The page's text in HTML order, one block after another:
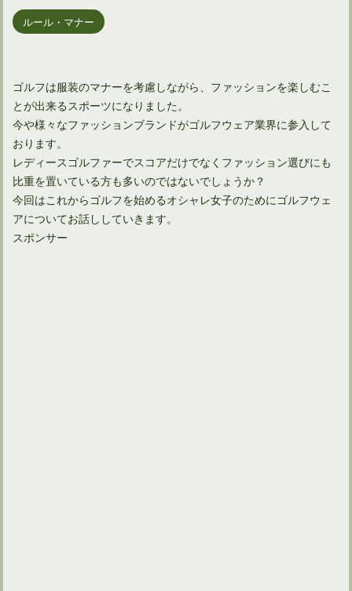
ルール・マナー
ゴルフは服装のマナーを考慮しながら、ファッションを楽しむこ
とが出来るスポーツになりました。
今や様々なファッションブランドがゴルフウェア業界に参入して
おります。
レディースゴルファーでスコアだけでなくファッション選びにも
比重を置いている方も多いのではないでしょうか？
今回はこれからゴルフを始めるオシャレ女子のためにゴルフウェ
アについてお話ししていきます。
スポンサー